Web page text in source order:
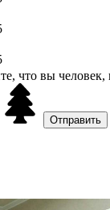
что вы человек,